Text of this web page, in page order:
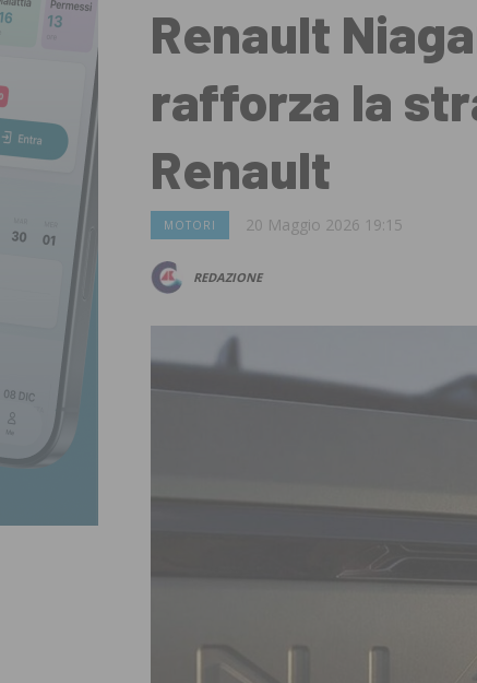
Renault
rafforza la
Renault
MOTORI 20 Maggio 2026 19:15
REDAZIONE